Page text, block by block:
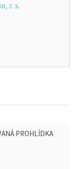
z. s.
PROHLÍDKA